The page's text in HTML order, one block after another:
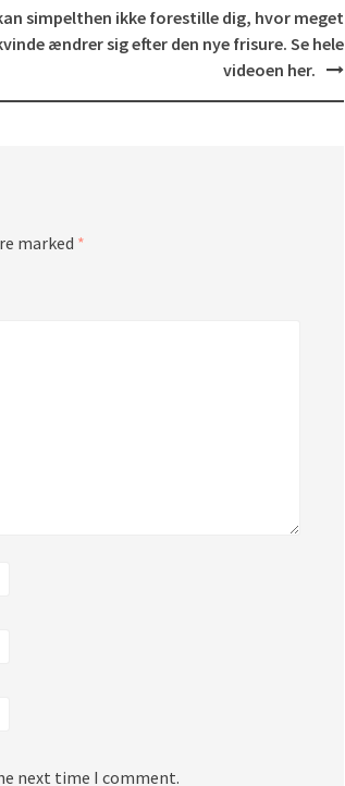
simpelthen ikke forestille dig, hvor meget
ændrer sig efter den nye frisure. Se hele
videoen her.
marked *
next time I comment.